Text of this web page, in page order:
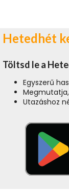
Hetedhét
Töltsd le a
Egyszerű
Utazáshoz